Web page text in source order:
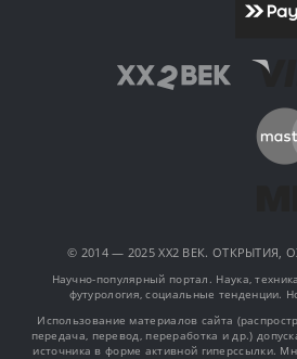
© 2014 — 2025 XX2 ВЕК. ОТКРЫТИЯ,
Научно-популярный портал. Наука,
футурология, социальные тенденции.
Использование материалов сайта
передача, перевод, переработка и др.)
источника в форме активной гиперссылки.